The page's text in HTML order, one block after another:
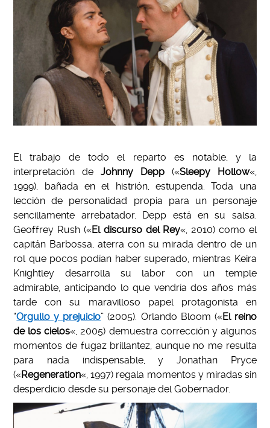
El trabajo de todo el reparto es notable, y la
interpretación deJohnny Depp(«Sleepy Hollow«,
1999), bañada en el histrión, estupenda. Toda una
lección de personalidad propia para un personaje
sencillamente arrebatador. Depp está en su salsa.
Geoffrey Rush («El discurso del Rey«, 2010) como el
capitán Barbossa, aterra con su mirada dentro de un
rol que pocos podían haber superado, mientras Keira
Knightley desarrolla su labor con un temple
admirable, anticipando lo que vendría dos años más
tarde con su maravilloso papel protagonista en
“Orgullo y prejuicio” (2005). Orlando Bloom («El reino
de los cielos«, 2005) demuestra corrección y algunos
momentos de fugaz brillantez, aunque no me resulta
para nada indispensable, y Jonathan Pryce
(«Regeneration«, 1997) regala momentos y miradas sin
desperdicio desde su personaje del Gobernador.